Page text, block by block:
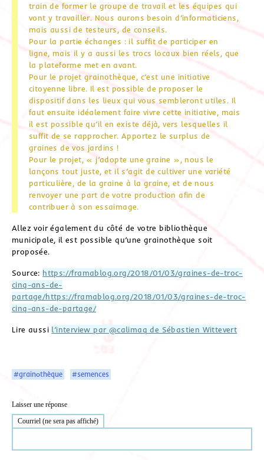
train de former le groupe de travail et les équipes qui
vont y travailler. Nous aurons besoin d’informaticiens,
mais aussi de testeurs, de conseils.
Pour la partie échanges : il suffit de participer en
ligne, mais il y a aussi les trocs locaux bien réels, que
la plateforme met en avant.
Pour le projet grainothèque, c’est une initiative
citoyenne libre. Il est possible de proposer le
dispositif dans les lieux qui vous sembleront utiles. Il
faut ensuite idéalement faire vivre cette initiative, mais
il est possible qu’il en existe déjà, vers lesquelles il
suffit de se rapprocher. Apportez le surplus de
graines de vos jardins !
Pour le projet, « j’adopte une graine », nous le
lançons tout juste, et il s’agit de cultiver une variété
particulière, de la graine à la graine, et de nous
renvoyer une part de votre production afin de
contribuer à son essaimage.
Allez voir également du côté de votre bibliothèque
municipale, il est possible qu’une grainothèque soit
proposée.
Source: https://framablog.org/2018/01/03/graines-de-troc-
cinq-ans-de-
partage/https://framablog.org/2018/01/03/graines-de-troc-
cinq-ans-de-partage/
Lire aussi l’interview par @calimaq de Sébastien Wittevert
#grainothèque #semences
Laisser une réponse
Courriel (ne sera pas affiché)